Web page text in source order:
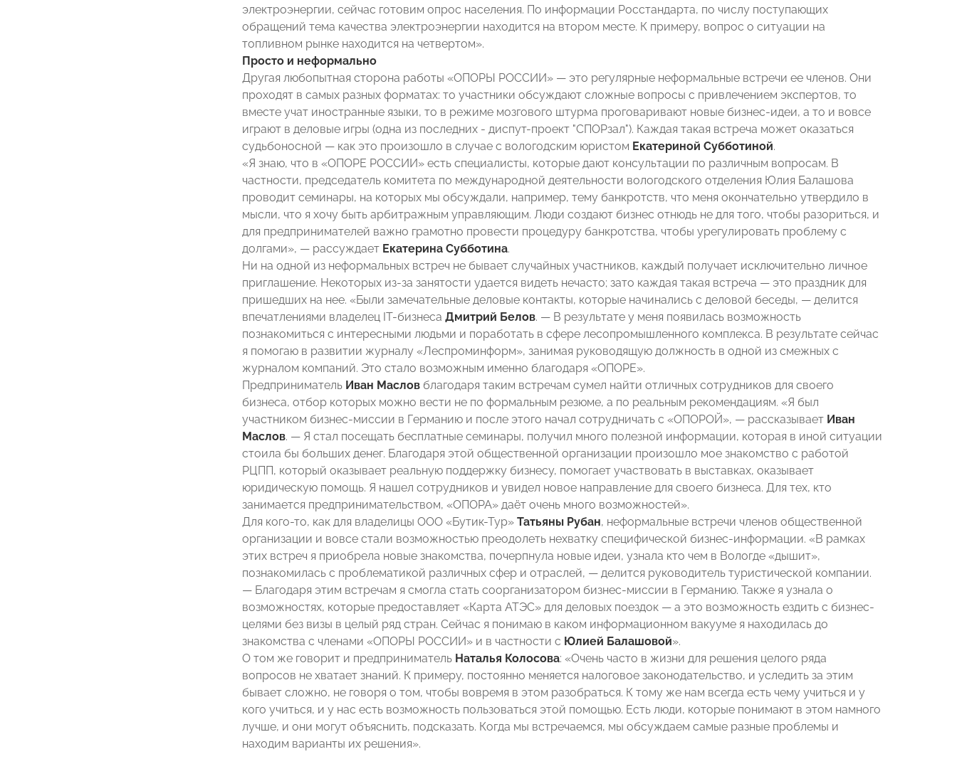
электроэнергии, сейчас готовим опрос населения. По информации Росстандарта, по числу поступающих
обращений тема качества электроэнергии находится на втором месте. К примеру, вопрос о ситуации на
топливном рынке находится на четвертом».
Просто и неформально
Другая любопытная сторона работы «ОПОРЫ РОССИИ» — это регулярные неформальные встречи ее членов. Они
проходят в самых разных форматах: то участники обсуждают сложные вопросы с привлечением экспертов, то
вместе учат иностранные языки, то в режиме мозгового штурма проговаривают новые бизнес-идеи, а то и вовсе
играют в деловые игры (одна из последних - диспут-проект "СПОРзал"). Каждая такая встреча может оказаться
судьбоносной — как это произошло в случае с вологодским юристом Екатериной Субботиной.
«Я знаю, что в «ОПОРЕ РОССИИ» есть специалисты, которые дают консультации по различным вопросам. В
частности, председатель комитета по международной деятельности вологодского отделения Юлия Балашова
проводит семинары, на которых мы обсуждали, например, тему банкротств, что меня окончательно утвердило в
мысли, что я хочу быть арбитражным управляющим. Люди создают бизнес отнюдь не для того, чтобы разориться, и
для предпринимателей важно грамотно провести процедуру банкротства, чтобы урегулировать проблему с
долгами», — рассуждает Екатерина Субботина.
Ни на одной из неформальных встреч не бывает случайных участников, каждый получает исключительно личное
приглашение. Некоторых из-за занятости удается видеть нечасто; зато каждая такая встреча — это праздник для
пришедших на нее. «Были замечательные деловые контакты, которые начинались с деловой беседы, — делится
впечатлениями владелец IT-бизнеса Дмитрий Белов. — В результате у меня появилась возможность
познакомиться с интересными людьми и поработать в сфере лесопромышленного комплекса. В результате сейчас
я помогаю в развитии журналу «Леспроминформ», занимая руководящую должность в одной из смежных с
журналом компаний. Это стало возможным именно благодаря «ОПОРЕ».
Предприниматель Иван Маслов благодаря таким встречам сумел найти отличных сотрудников для своего
бизнеса, отбор которых можно вести не по формальным резюме, а по реальным рекомендациям. «Я был
участником бизнес-миссии в Германию и после этого начал сотрудничать с «ОПОРОЙ», — рассказывает Иван
Маслов. — Я стал посещать бесплатные семинары, получил много полезной информации, которая в иной ситуации
стоила бы больших денег. Благодаря этой общественной организации произошло мое знакомство с работой
РЦПП, который оказывает реальную поддержку бизнесу, помогает участвовать в выставках, оказывает
юридическую помощь. Я нашел сотрудников и увидел новое направление для своего бизнеса. Для тех, кто
занимается предпринимательством, «ОПОРА» даёт очень много возможностей».
Для кого-то, как для владелицы ООО «Бутик-Тур» Татьяны Рубан, неформальные встречи членов общественной
организации и вовсе стали возможностью преодолеть нехватку специфической бизнес-информации. «В рамках
этих встреч я приобрела новые знакомства, почерпнула новые идеи, узнала кто чем в Вологде «дышит»,
познакомилась с проблематикой различных сфер и отраслей, — делится руководитель туристической компании.
— Благодаря этим встречам я смогла стать соорганизатором бизнес-миссии в Германию. Также я узнала о
возможностях, которые предоставляет «Карта АТЭС» для деловых поездок — а это возможность ездить с бизнес-
целями без визы в целый ряд стран. Сейчас я понимаю в каком информационном вакууме я находилась до
знакомства с членами «ОПОРЫ РОССИИ» и в частности с Юлией Балашовой».
О том же говорит и предприниматель Наталья Колосова: «Очень часто в жизни для решения целого ряда
вопросов не хватает знаний. К примеру, постоянно меняется налоговое законодательство, и уследить за этим
бывает сложно, не говоря о том, чтобы вовремя в этом разобраться. К тому же нам всегда есть чему учиться и у
кого учиться, и у нас есть возможность пользоваться этой помощью. Есть люди, которые понимают в этом намного
лучше, и они могут объяснить, подсказать. Когда мы встречаемся, мы обсуждаем самые разные проблемы и
находим варианты их решения».